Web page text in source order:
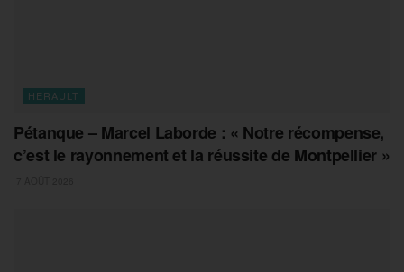
HERAULT
Pétanque – Marcel Laborde : « Notre récompense,
c’est le rayonnement et la réussite de Montpellier »